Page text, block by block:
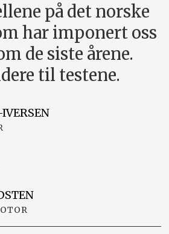
på det norske
har imponert oss
de siste årene.
til testene.